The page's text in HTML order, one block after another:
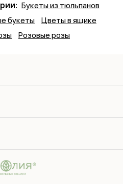
Букеты из тюльпанов
букеты
Цветы в ящике
Розовые розы